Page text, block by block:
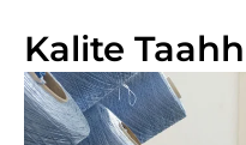
Kalite